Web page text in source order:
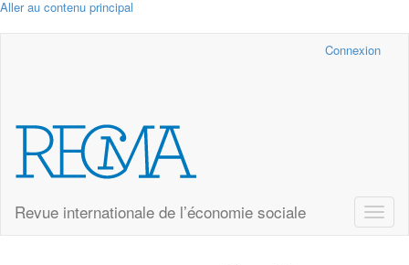
Aller au contenu principal
Connexion
Revue internationale de l’économie sociale
Toggle